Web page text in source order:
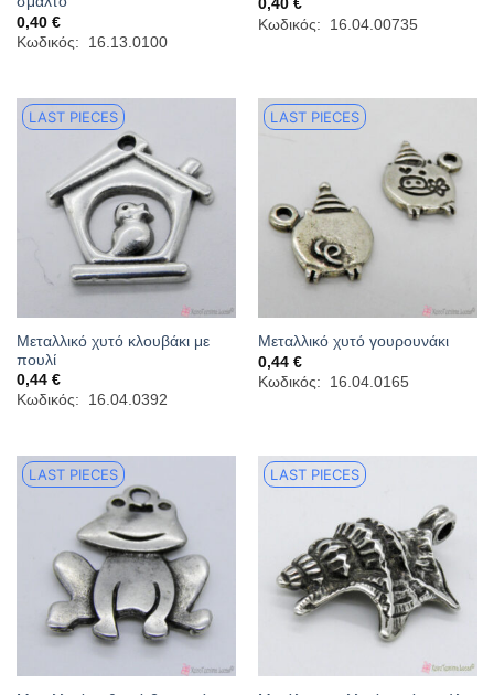
0,40 €
Κωδικός: 16.13.0100
0,40 €
Κωδικός: 16.04.00735
LAST PIECES
Μεταλλικό χυτό κλουβάκι με
πουλί
0,44 €
Κωδικός: 16.04.0392
LAST PIECES
Μεταλλικό χυτό γουρουνάκι
0,44 €
Κωδικός: 16.04.0165
LAST PIECES LAST PIECES